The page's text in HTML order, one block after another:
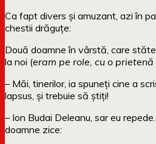
Ca fapt divers și amuzant, azi în
chestii drăguțe:
Două doamne în vârstă, care
la noi (eram pe role, cu o
– Măi, tinerilor, ia spuneți cine a
lapsus, și trebuie să știți!
– Ion Budai Deleanu, sar eu
doamne zice: